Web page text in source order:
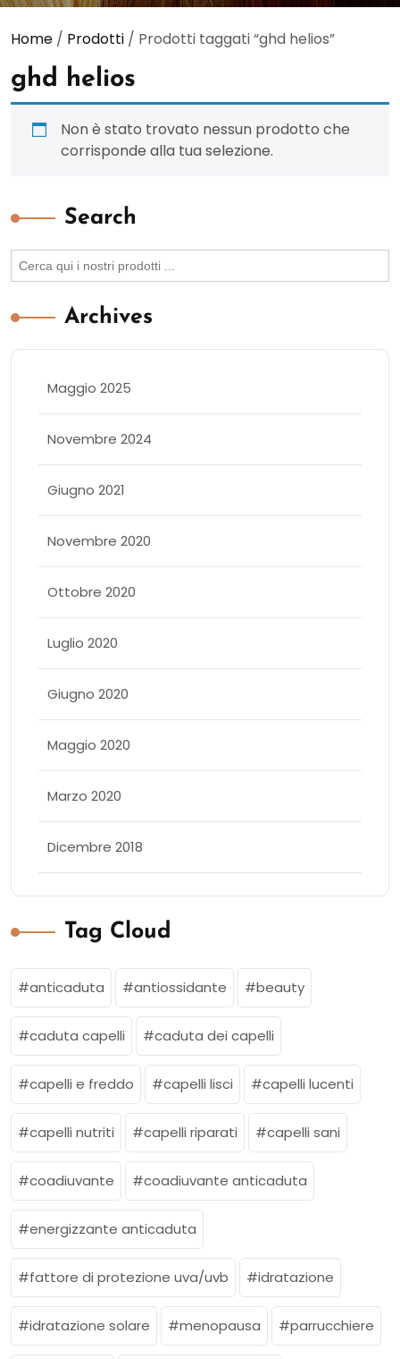
Home / Prodotti / Prodotti taggati “ghd helios”
ghd helios
Non è stato trovato nessun prodotto che
corrisponde alla tua selezione.
Search
Search
for:
Archives
Maggio 2025
Novembre 2024
Giugno 2021
Novembre 2020
Ottobre 2020
Luglio 2020
Giugno 2020
Maggio 2020
Marzo 2020
Dicembre 2018
Tag Cloud
anticaduta antiossidante beauty
caduta capelli caduta dei capelli
capelli e freddo capelli lisci capelli lucenti
capelli nutriti capelli riparati capelli sani
coadiuvante coadiuvante anticaduta
energizzante anticaduta
fattore di protezione uva/uvb idratazione
idratazione solare menopausa parrucchiere